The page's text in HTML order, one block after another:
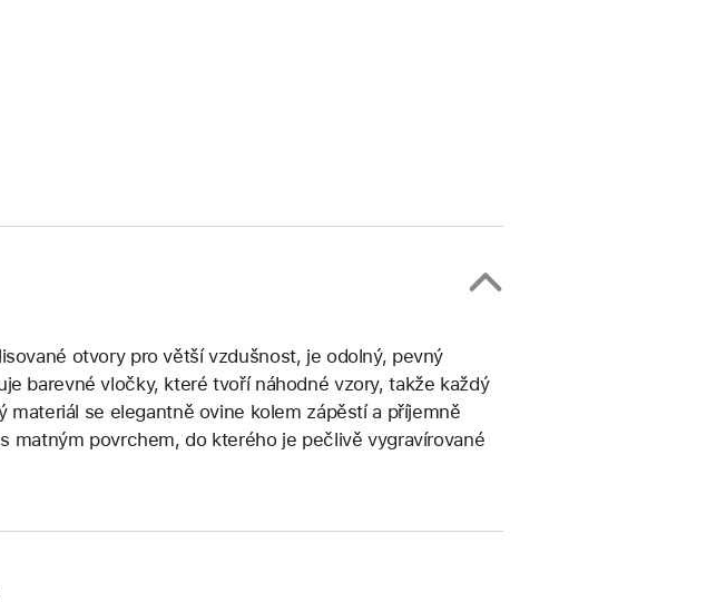
otvory pro větší vzdušnost, je odolný, pevný
barevné vločky, které tvoří náhodné vzory, takže každý
materiál se elegantně ovine kolem zápěstí a příjemně
matným povrchem, do kterého je pečlivě vygravírované